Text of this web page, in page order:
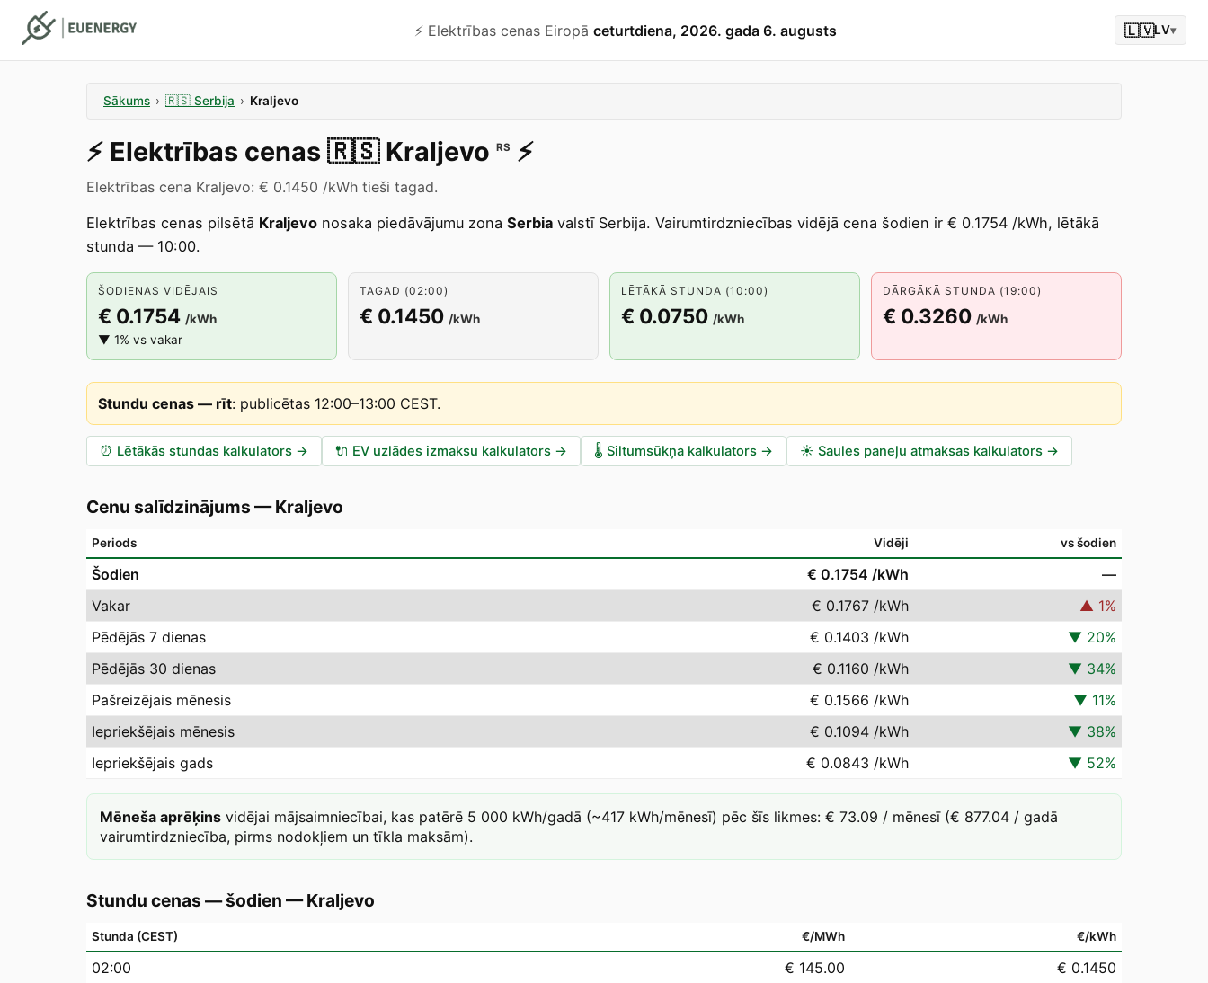
⚡️ Elektrības cenas Eiropā ceturtdiena, 2026. gada 6. augusts 🇱🇻LV▾
Sākums › 🇷🇸 Serbija › Kraljevo
⚡️ Elektrības cenas 🇷🇸 Kraljevo RS ⚡️
Elektrības cena Kraljevo: € 0.1450 /kWh tieši tagad.
Elektrības cenas pilsētā Kraljevo nosaka piedāvājumu zona Serbia valstī Serbija. Vairumtirdzniecības vidējā cena šodien ir € 0.1754 /kWh, lētākā
stunda — 10:00.
ŠODIENAS VIDĒJAIS
€ 0.1754 /kWh
▼ 1% vs vakar
TAGAD (02:00)
€ 0.1450 /kWh
LĒTĀKĀ STUNDA (10:00)
€ 0.0750 /kWh
DĀRGĀKĀ STUNDA (19:00)
€ 0.3260 /kWh
Stundu cenas — rīt: publicētas 12:00–13:00 CEST.
⏰ Lētākās stundas kalkulators → 🔌 EV uzlādes izmaksu kalkulators → 🌡️ Siltumsūkņa kalkulators → ☀️ Saules paneļu atmaksas kalkulators →
Cenu salīdzinājums —Kraljevo
Periods Vidēji vs šodien
Šodien € 0.1754 /kWh
—
Vakar
€ 0.1767 /kWh ▲ 1%
Pēdējās 7 dienas
€ 0.1403 /kWh ▼ 20%
Pēdējās 30 dienas
€ 0.1160 /kWh ▼ 34%
Pašreizējais mēnesis
€ 0.1566 /kWh ▼ 11%
Iepriekšējais mēnesis
€ 0.1094 /kWh ▼ 38%
Iepriekšējais gads
€ 0.0843 /kWh ▼ 52%
Mēneša aprēķins vidējai mājsaimniecībai, kas patērē 5 000 kWh/gadā (~417 kWh/mēnesī) pēc šīs likmes: € 73.09 / mēnesī (€ 877.04 / gadā
vairumtirdzniecība, pirms nodokļiem un tīkla maksām).
Stundu cenas — šodien —Kraljevo
Stunda (CEST) €/MWh €/kWh
02:00 € 145.00
€ 0.1450